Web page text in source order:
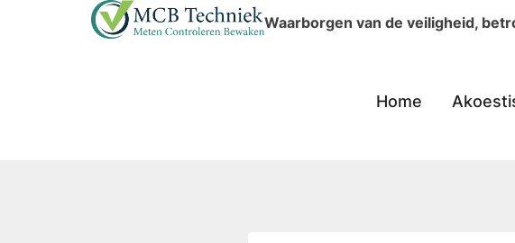
Waarborgen van de veiligheid,
Home